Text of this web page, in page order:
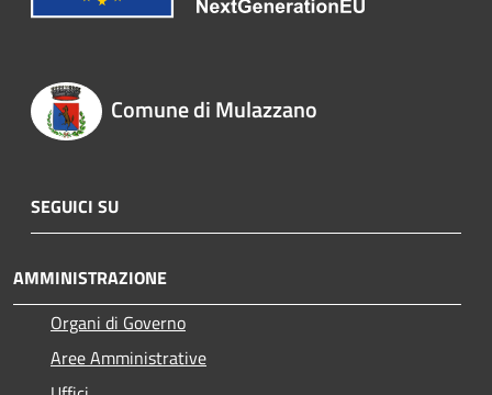
Comune di Mulazzano
SEGUICI SU
AMMINISTRAZIONE
Organi di Governo
Aree Amministrative